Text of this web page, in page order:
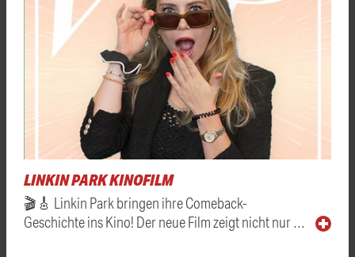
LINKIN PARK KINOFILM
🎬🎸 Linkin Park bringen ihre Comeback-
Geschichte ins Kino! Der neue Film zeigt nicht nur …